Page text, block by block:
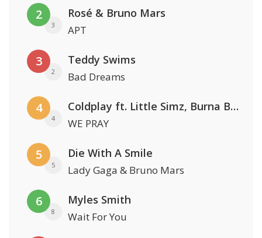
2
3
Rosé & Bruno Mars
APT
3
2
Teddy Swims
Bad Dreams
4
4
Coldplay ft. Little Simz, Burna Boy, Elyanna & Tini
WE PRAY
5
5
Die With A Smile
Lady Gaga & Bruno Mars
6
8
Myles Smith
Wait For You